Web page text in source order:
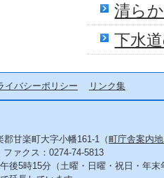
清ら
下水
イバシーポリシー リンク集
甘楽町大字小幡161-1（町庁舎案内
ァクス：0274-74-5813
後5時15分（土曜・日曜・祝日・年末